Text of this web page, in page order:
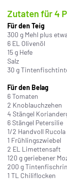
Zutaten für 4
Für den Teig
300 g Mehl plus
6 EL Olivenöl
15 g Hefe
Salz
30 g
Für den Belag
6 Tomaten
2 Knoblauchzehen
4 Stängel
6 Stängel Petersilie
1/2 Handvoll Rucola
1 Frühlingszwiebel
2 EL Limettensaft
120 g geriebener
200 g
1 TL Chiliflocken